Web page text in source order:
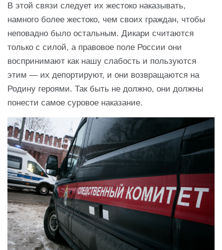
В этой связи следует их жестоко наказывать,
намного более жестоко, чем своих граждан, чтобы
неповадно было остальным. Дикари считаются
только с силой, а правовое поле России они
воспринимают как нашу слабость и пользуются
этим — их депортируют, и они возвращаются на
Родину героями. Так быть не должно, они должны
понести самое суровое наказание.